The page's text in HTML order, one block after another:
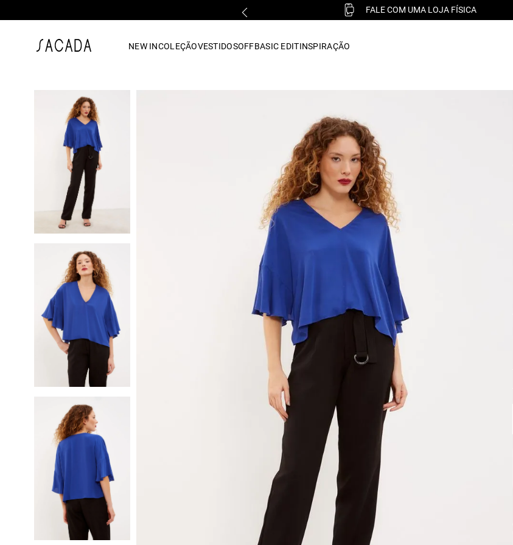
FALE COM UMA LOJA FÍSICA
NEW INCOLEÇÃOVESTIDOSOFFBASIC EDITINSPIRAÇÃO
vestido midi
vestido curto